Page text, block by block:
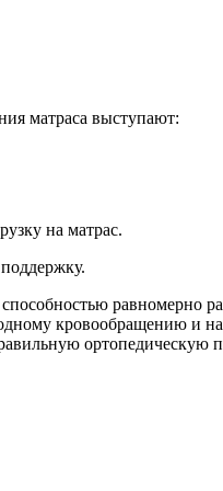
матраса выступают:
на матрас.
равномерно
кровообращению и
ортопедическую